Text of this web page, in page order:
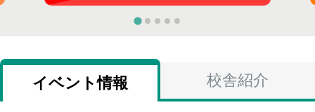
イベント情報 校舎紹介